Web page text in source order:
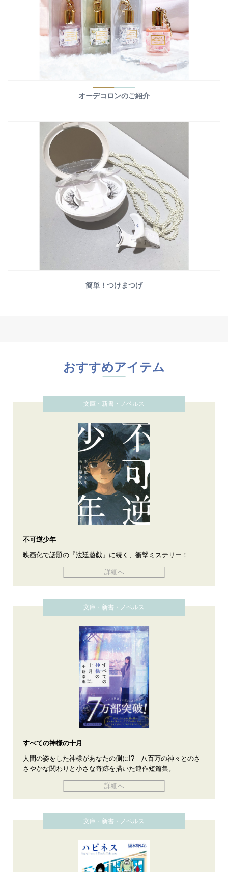
オーデコロンのご紹介
簡単！つけまつげ
おすすめアイテム
文庫・新書・ノベルス
不可逆少年
映画化で話題の『法廷遊戯』に続く、衝撃ミステリー！
詳細へ
文庫・新書・ノベルス
すべての神様の十月
人間の姿をした神様があなたの側に!? 八百万の神々とのさ
さやかな関わりと小さな奇跡を描いた連作短篇集。
詳細へ
文庫・新書・ノベルス